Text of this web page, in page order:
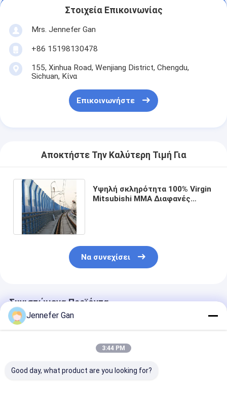
Στοιχεία Επικοινωνίας
Mrs. Jennefer Gan
+86 15198130478
155, Xinhua Road, Wenjiang District, Chengdu,
Sichuan, Κίνα
Επικοινωνήστε
Αποκτήστε Την Καλύτερη Τιμή Για
Υψηλή σκληρότητα 100% Virgin
Mitsubishi MMA Διαφανές
Να συνεχίσει
Συνιστώμενα Προϊόντα
Jennefer Gan
3:44 PM
Good day, what product are you looking for?